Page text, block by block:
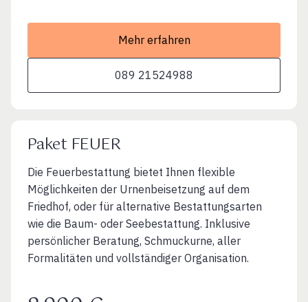
Mehr erfahren
089 21524988
Paket FEUER
Die Feuerbestattung bietet Ihnen flexible
Möglichkeiten der Urnenbeisetzung auf dem
Friedhof, oder für alternative Bestattungsarten
wie die Baum- oder Seebestattung. Inklusive
persönlicher Beratung, Schmuckurne, aller
Formalitäten und vollständiger Organisation.